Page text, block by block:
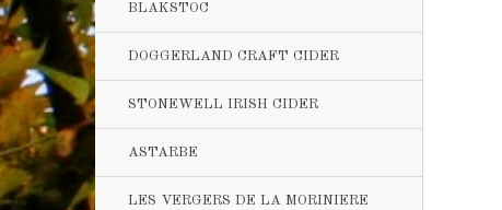
BLAKSTOC
DOGGERLAND CRAFT CIDER
STONEWELL IRISH CIDER
ASTARBE
LES VERGERS DE LA MORINIERE